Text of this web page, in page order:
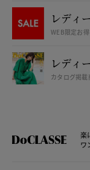
レディ
WEB限定お
レディ
カタログ掲載
楽
ワ